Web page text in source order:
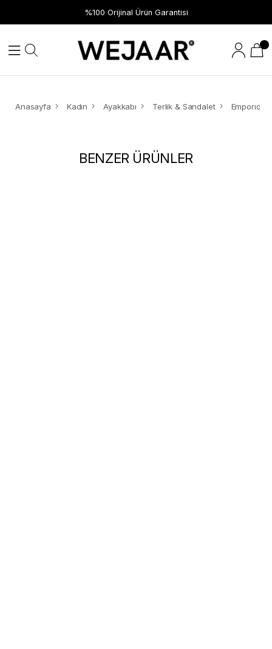
%100 Orijinal Ürün Garantisi
Anasayfa Kadın Ayakkabı Terlik & Sandalet
BENZER ÜRÜNLER